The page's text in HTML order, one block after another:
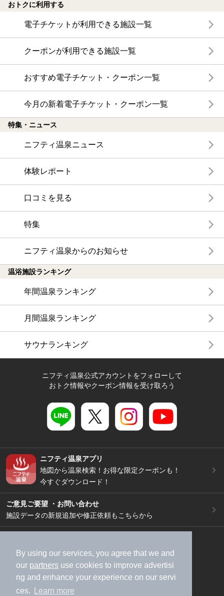
By using our services, you agree that we and
our partners use cookies to improve advertisi
ng and enhance your experience on our servi
ces.
Learn more
おトクに利用する
電子チケットが利用できる施設一覧
クーポンが利用できる施設一覧
おすすめ電子チケット・クーポン一覧
今月の新着電子チケット・クーポン一覧
特集・ニュース
ニフティ温泉ニュース
体験レポート
口コミを見る
特集
ニフティ温泉からのお知らせ
温浴施設ランキング
年間温泉ランキング
月間温泉ランキング
サウナランキング
ニフティ温泉公式アカウントをフォローして
おトク情報やクーポン情報を受け取ろう
ニフティ温泉アプリ
地図から温泉検索！お得な限定クーポンも！
今すぐダウンロード！
ご意見ご要望 ・お問い合わせ
施設データの新規追加や修正依頼もこちらから
加盟店募集（資料請求）
広告出稿のご案内
利用規約
ライフスタイルMEMBERS+規約
特定商取引法に基づく表記
ヘルプ
採用情報
運営会社